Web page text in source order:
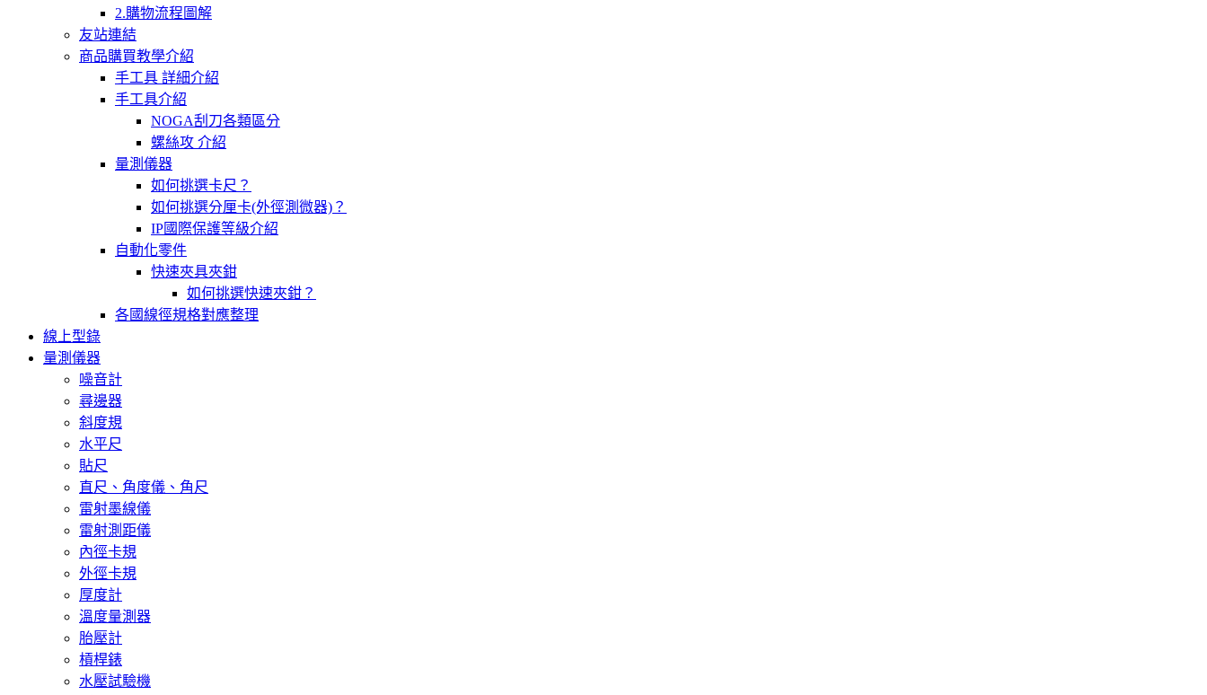
2.購物流程圖解
友站連結
商品購買教學介紹
手工具 詳細介紹
手工具介紹
NOGA刮刀各類區分
螺絲攻 介紹
量測儀器
如何挑選卡尺？
如何挑選分厘卡(外徑測微器)？
IP國際保護等級介紹
自動化零件
快速夾具夾鉗
如何挑選快速夾鉗？
各國線徑規格對應整理
線上型錄
量測儀器
噪音計
尋邊器
斜度規
水平尺
貼尺
直尺、角度儀、角尺
雷射墨線儀
雷射測距儀
內徑卡規
外徑卡規
厚度計
溫度量測器
胎壓計
槓桿錶
水壓試驗機